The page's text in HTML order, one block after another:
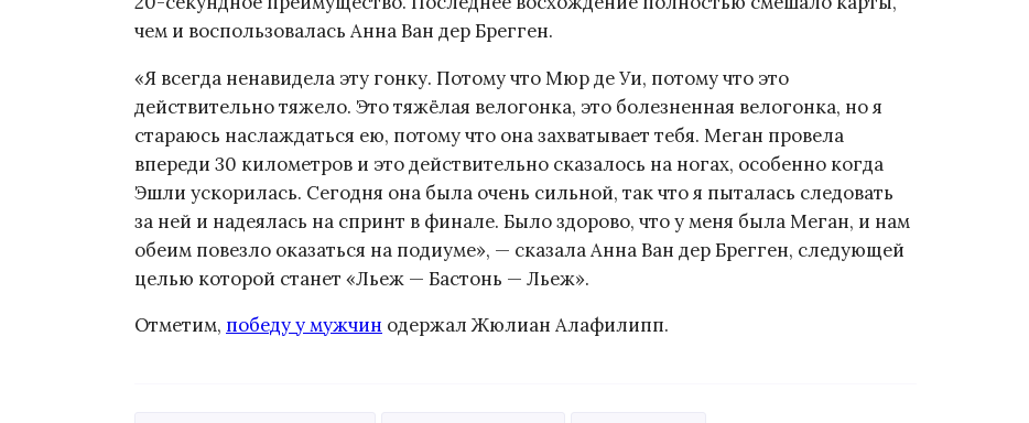
чем и воспользовалась Анна Ван дер Брегген.
«Я всегда ненавидела эту гонку. Потому что Мюр де Уи, потому что это
действительно тяжело. Это тяжёлая велогонка, это болезненная велогонка, но я
стараюсь наслаждаться ею, потому что она захватывает тебя. Меган провела
впереди 30 километров и это действительно сказалось на ногах, особенно когда
Эшли ускорилась. Сегодня она была очень сильной, так что я пыталась следовать
за ней и надеялась на спринт в финале. Было здорово, что у меня была Меган, и нам
обеим повезло оказаться на подиуме», — сказала Анна Ван дер Брегген, следующей
целью которой станет «Льеж — Бастонь — Льеж».
Отметим, победу у мужчин одержал Жюлиан Алафилипп.